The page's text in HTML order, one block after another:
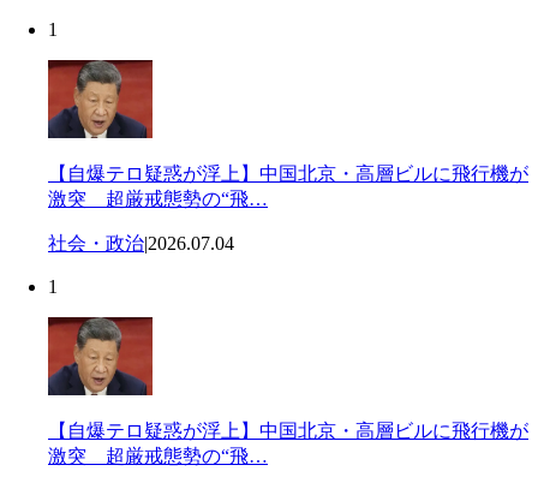
1
【自爆テロ疑惑が浮上】中国北京・高層ビルに飛行機が
激突 超厳戒態勢の“飛…
社会・政治|2026.07.04
1
【自爆テロ疑惑が浮上】中国北京・高層ビルに飛行機が
激突 超厳戒態勢の“飛…